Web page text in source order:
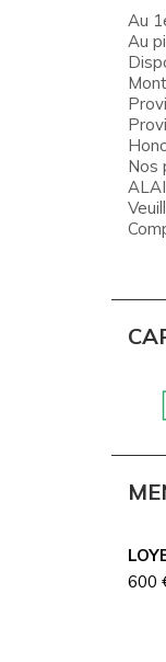
Au
Au
Nos
600